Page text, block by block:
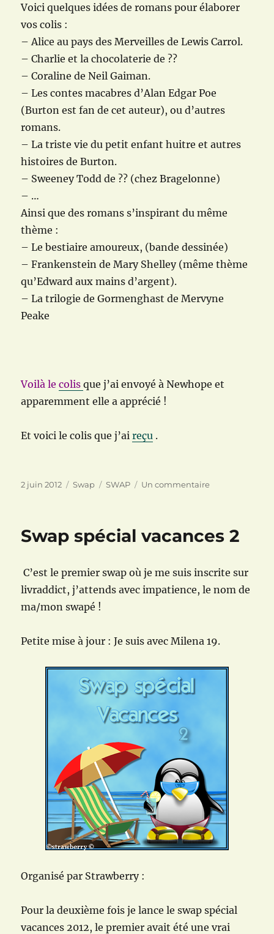
Voici quelques idées de romans pour élaborer
vos colis :
– Alice au pays des Merveilles de Lewis Carrol.
– Charlie et la chocolaterie de ??
– Coraline de Neil Gaiman.
– Les contes macabres d’Alan Edgar Poe
(Burton est fan de cet auteur), ou d’autres
romans.
– La triste vie du petit enfant huitre et autres
histoires de Burton.
– Sweeney Todd de ?? (chez Bragelonne)
– …
Ainsi que des romans s’inspirant du même
thème :
– Le bestiaire amoureux, (bande dessinée)
– Frankenstein de Mary Shelley (même thème
qu’Edward aux mains d’argent).
– La trilogie de Gormenghast de Mervyne
Peake
Voilà lecolisque j’ai envoyé à Newhope et
apparemment elle a apprécié !
Et voici le colis que j’aireçu .
Publié
2 juin 2012 Catégories
Swap Étiquettes
SWAP Un commentairesur
le
Burton
Swap spécial vacances 2
C’est le premier swap où je me suis inscrite sur
livraddict, j’attends avec impatience, le nom de
ma/mon swapé !
Petite mise à jour : Je suis avec Milena 19.
Organisé par Strawberry :
Pour la deuxième fois je lance le swap spécial
vacances 2012, le premier avait été une vrai